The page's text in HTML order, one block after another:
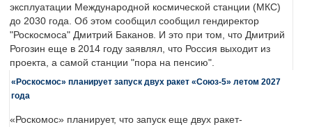
эксплуатации Международной космической станции (МКС)
до 2030 года. Об этом сообщил сообщил гендиректор
"Роскосмоса" Дмитрий Баканов. И это при том, что Дмитрий
Рогозин еще в 2014 году заявлял, что Россия выходит из
проекта, а самой станции "пора на пенсию".
«Роскосмос» планирует запуск двух ракет «Союз-5» летом 2027
года
«Роскомос» планирует, что запуск еще двух ракет-